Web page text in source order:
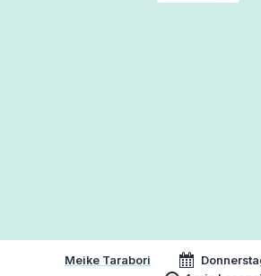
Meike Tarabori